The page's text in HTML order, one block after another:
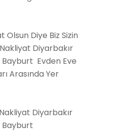
Olsun Diye Biz Sizin
Nakliyat Diyarbakır
Bayburt Evden Eve
Arasında Yer
Nakliyat Diyarbakır
Bayburt